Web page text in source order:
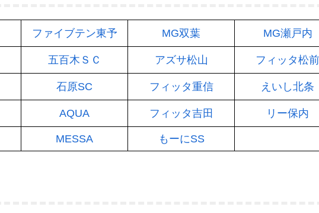
ファイブテン東予 MG双葉 MG瀬戸内
五百木ＳＣ アズサ松山 フィッタ松前
石原SC フィッタ重信 えいし北条
AQUA フィッタ吉田 リー保内
MESSA もーにSS